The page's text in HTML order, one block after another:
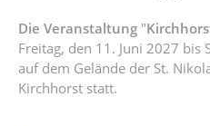
Die Veranstaltung "
Freitag, den 11. Juni 2027 bis
auf dem Gelände der St.
Kirchhorst statt.